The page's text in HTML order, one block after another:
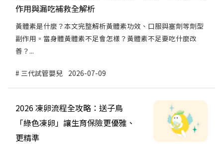
作用與漏吃補救全解析
黃體素是什麼？本文完整解析黃體素功效、口服與塞劑等劑型
副作用。當身體黃體素不足會怎樣？黃體素不足要吃什麼改
善？...
三代試管嬰兒 2026-07-09
2026 凍卵流程全攻略：送子鳥
「綠色凍卵」讓生育保險更優雅、
更精準